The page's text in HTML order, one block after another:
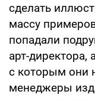
сделать
массу
попадали
арт-директора,
с которым они
менеджеры